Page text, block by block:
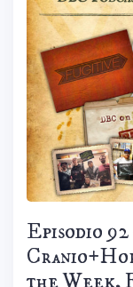
Episodio